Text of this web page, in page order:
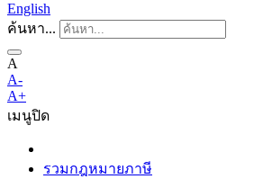
English
ค้นหา...
A
A-
A+
เมนูปิด
รวมกฎหมายภาษี